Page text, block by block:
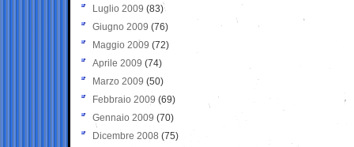
Luglio 2009 (83)
Giugno 2009 (76)
Maggio 2009 (72)
Aprile 2009 (74)
Marzo 2009 (50)
Febbraio 2009 (69)
Gennaio 2009 (70)
Dicembre 2008 (75)